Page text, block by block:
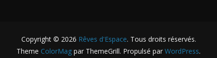
Copyright © 2026 Rêves d'Espace. Tous droits réservés.
Theme ColorMag par ThemeGrill. Propulsé par WordPress.